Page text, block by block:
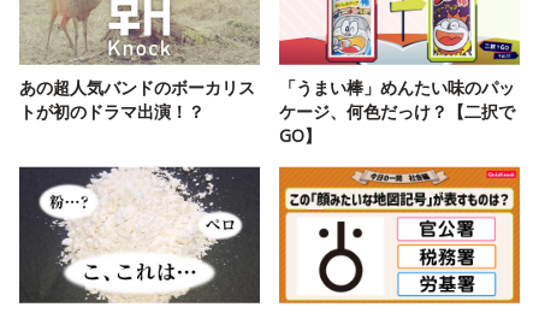
あの超人気バンドのボーカリス
トが初のドラマ出演！？
「うまい棒」めんたい味のパッ
ケージ、何色だっけ？【二択で
GO】